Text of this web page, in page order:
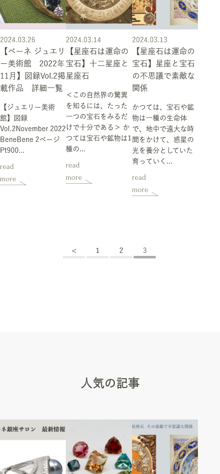
2024.03.26
【ベーネ ジュエリ
ー美術館 2022年
11月】図録Vol.2掲
載作品 詳細一覧
【ジュエリー美術
館】図録
Vol.2November 2022
BeneBene 2ページ
Pt900...
read
more
2024.03.14
【星座石は運命の
宝石】十二星座と
星座石
＜この自然界の驚異
を知るには、たった
一つの宝石をみるだ
けで十分である＞ か
つては宝石や鉱物は1
種の...
read
more
2024.03.13
【星座石は運命の
宝石】星座と宝石
の不思議で素敵な
関係
かつては、宝石や鉱
物は一種の生命体
で、地中で遠大な時
間をかけて、惑星の
光を養分としていた
育っていく...
read
more
< 1 2 3
人気の記事